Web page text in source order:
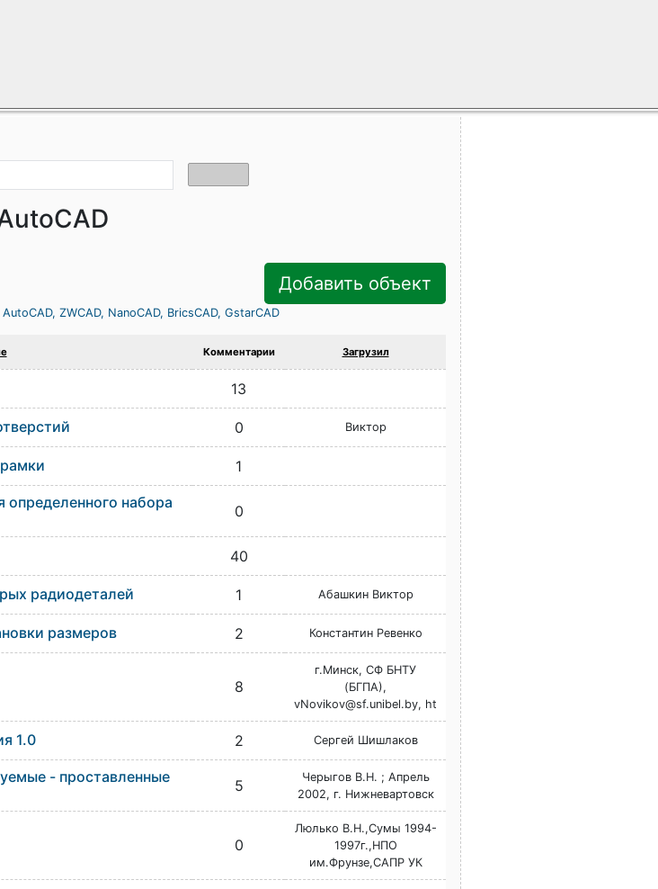
Добавить объект
ZWCAD, NanoCAD, BricsCAD, GstarCAD
Комментарии Загрузил
13
0 Виктор
1
определенного набора
0
40
радиодеталей 1 Абашкин Виктор
размеров 2 Константин Ревенко
8
г.Минск, СФ БНТУ
(БГПА),
vNovikov@sf.unibel.by, ht
1.0 2 Cергей Шишлаков
- проставленные
5
Черыгов В.Н. ; Апрель
2002, г. Нижневартовск
0
Люлько В.Н.,Сумы 1994-
1997г.,НПО
им.Фрунзе,САПР УК